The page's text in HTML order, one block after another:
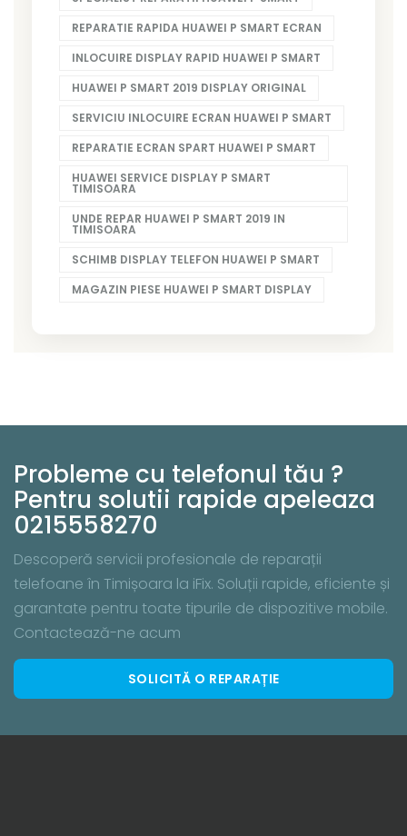
REPARATIE RAPIDA HUAWEI P SMART ECRAN
INLOCUIRE DISPLAY RAPID HUAWEI P SMART
HUAWEI P SMART 2019 DISPLAY ORIGINAL
SERVICIU INLOCUIRE ECRAN HUAWEI P SMART
REPARATIE ECRAN SPART HUAWEI P SMART
HUAWEI SERVICE DISPLAY P SMART
TIMISOARA
UNDE REPAR HUAWEI P SMART 2019 IN
TIMISOARA
SCHIMB DISPLAY TELEFON HUAWEI P SMART
MAGAZIN PIESE HUAWEI P SMART DISPLAY
Probleme cu telefonul tău ?
Pentru solutii rapide apeleaza
0215558270
Descoperă servicii profesionale de reparații
telefoane în Timișoara la iFix. Soluții rapide, eficiente și
garantate pentru toate tipurile de dispozitive mobile.
Contactează-ne acum
SOLICITĂ O REPARAȚIE